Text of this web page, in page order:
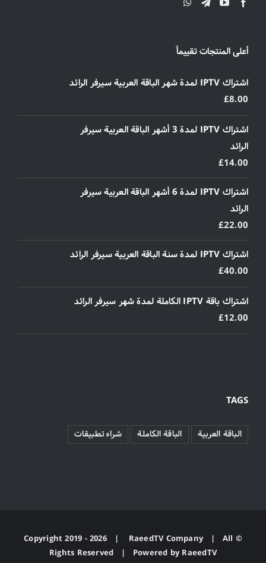
أعلى المنتجات تقييماً
اشتراك IPTV لمدة شهر الباقة العربية سيرفر الرائد
£8.00
اشتراك IPTV لمدة 3 أشهر الباقة العربية سيرفر
الرائد
£14.00
اشتراك IPTV لمدة 6 أشهر الباقة العربية سيرفر
الرائد
£22.00
اشتراك IPTV لمدة سنة الباقة العربية سيرفر الرائد
£40.00
اشتراك باقة IPTV الكاملة لمدة شهر سيرفر الرائد
£12.00
TAGS
الباقة العربية الباقة الكاملة شراء تطبيقات
© Copyright 2019 -
2026 | RaeedTV Company| All
Rights Reserved | Powered by RaeedTV